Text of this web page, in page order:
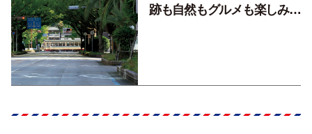
跡も自然もグルメも楽しみ尽